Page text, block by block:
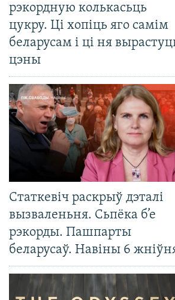
рэкордную колькасьць
цукру. Ці хопіць яго самім
беларусам і ці ня
цэны
Статкевіч раскрыў дэталі
вызваленьня. Сьпёка б’е
рэкорды. Пашпарты
беларусаў. Навіны 6